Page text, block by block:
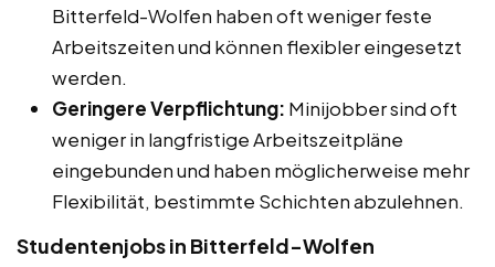
Bitterfeld-Wolfen haben oft weniger feste
Arbeitszeiten und können flexibler eingesetzt
werden.
Geringere Verpflichtung: Minijobber sind oft
weniger in langfristige Arbeitszeitpläne
eingebunden und haben möglicherweise mehr
Flexibilität, bestimmte Schichten abzulehnen.
Studentenjobs in Bitterfeld-Wolfen